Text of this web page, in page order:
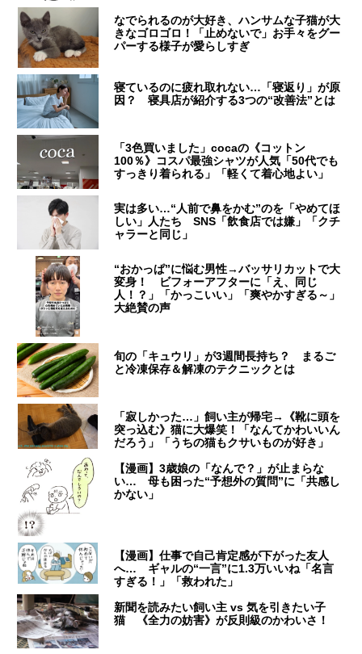
なでられるのが大好き、ハンサムな子猫が大
きなゴロゴロ！「止めないで」お手々をグー
パーする様子が愛らしすぎ
寝ているのに疲れ取れない…「寝返り」が原
因？ 寝具店が紹介する3つの“改善法”とは
「3色買いました」cocaの《コットン
100％》コスパ最強シャツが人気「50代でも
すっきり着られる」「軽くて着心地よい」
実は多い…“人前で鼻をかむ”のを「やめてほ
しい」人たち SNS「飲食店では嫌」「クチ
ャラーと同じ」
“おかっぱ”に悩む男性→バッサリカットで大
変身！ ビフォーアフターに「え、同じ
人！？」「かっこいい」「爽やかすぎる～」
大絶賛の声
旬の「キュウリ」が3週間長持ち？ まるご
と冷凍保存＆解凍のテクニックとは
「寂しかった…」飼い主が帰宅→《靴に頭を
突っ込む》猫に大爆笑！「なんてかわいいん
だろう」「うちの猫もクサいものが好き」
【漫画】3歳娘の「なんで？」が止まらな
い… 母も困った“予想外の質問”に「共感し
かない」
【漫画】仕事で自己肯定感が下がった友人
へ… ギャルの“一言”に1.3万いいね「名言
すぎる！」「救われた」
新聞を読みたい飼い主 vs 気を引きたい子
猫 《全力の妨害》が反則級のかわいさ！